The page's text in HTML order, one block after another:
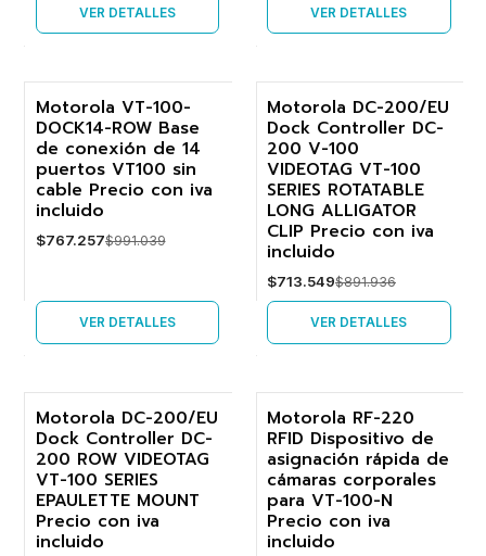
VER DETALLES VER DETALLES
-23%
Agotado
Motorola VT-100-
DOCK14-ROW Base
de conexión de 14
puertos VT100 sin
cable Precio con iva
incluido
$767.257$991.039
VER DETALLES
-20%
Agotado
Motorola DC-200/EU
Dock Controller DC-
200 V-100
VIDEOTAG VT-100
SERIES ROTATABLE
LONG ALLIGATOR
CLIP Precio con iva
incluido
$713.549$891.936
VER DETALLES
-20%
Agotado
Motorola DC-200/EU
Dock Controller DC-
200 ROW VIDEOTAG
VT-100 SERIES
EPAULETTE MOUNT
Precio con iva
incluido
-20%
Agotado
Motorola RF-220
RFID Dispositivo de
asignación rápida de
cámaras corporales
para VT-100-N
Precio con iva
incluido